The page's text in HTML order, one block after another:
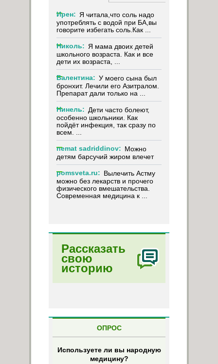
Ирен: Я читала,что соль надо
употреблять с водой при БА,вы
говорите избегать соль.Как ...
Николь: Я мама двоих детей
школьного возраста. Как и все
дети их возраста, ...
Валентина: У моего сына был
бронхит. Лечили его Азитралом.
Препарат дали только на ...
Нинель: Дети часто болеют,
особенно школьники. Как
пойдёт инфекция, так сразу по
всем. ...
nemat sadriddinov: Можно
детям барсучий жиром влечет
pomsveta.ru: Вылечить Астму
можно без лекарств и прочего
физического вмешательства.
Современная медицина к ...
Рассказать
свою
историю
ОПРОС
Используете ли вы народную
медицину?